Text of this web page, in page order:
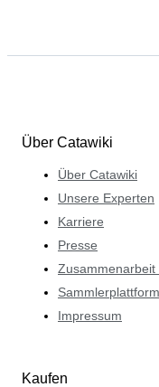
Über Catawiki
Über Catawiki
Unsere Experten
Karriere
Presse
Zusammenarbeit
Sammlerplattform
Impressum
Kaufen